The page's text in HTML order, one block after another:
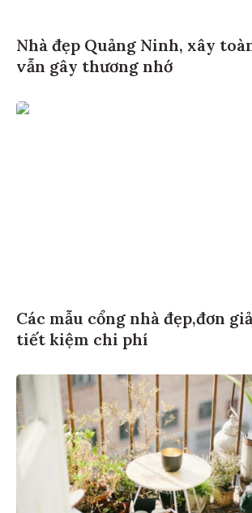
Nhà đẹp Quảng Ninh, xây
vẫn gây thương nhớ
Các mẫu cổng nhà đẹp,đơn
tiết kiệm chi phí